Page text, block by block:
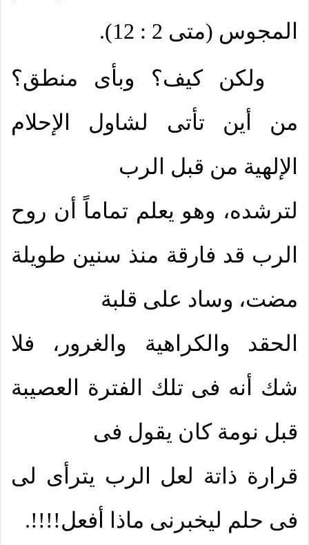
المجوس (متى 2 : 12).
ولكن كيف؟ وبأى منطق؟
من أين تأتى لشاول الإحلام
الإلهية من قبل الرب
لترشده، وهو يعلم تماماً أن روح
الرب قد فارقة منذ سنين طويلة
مضت، وساد على قلبة
الحقد والكراهية والغرور، فلا
شك أنه فى تلك الفترة العصيبة
قبل نومة كان يقول فى
قرارة ذاتة لعل الرب يترأى لى
فى حلم ليخبرنى ماذا أفعل!!!!.